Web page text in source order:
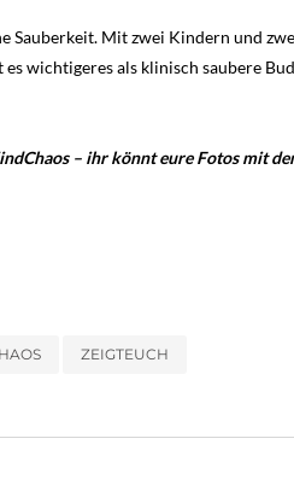
Mit zwei Kindern und
wichtigeres als klinisch saubere
– ihr könnt eure Fotos mit
ZEIGTEUCH